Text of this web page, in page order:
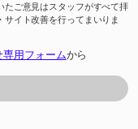
たご意見はスタッフがすべて拝
イト改善を行ってまいりま
専用フォームから